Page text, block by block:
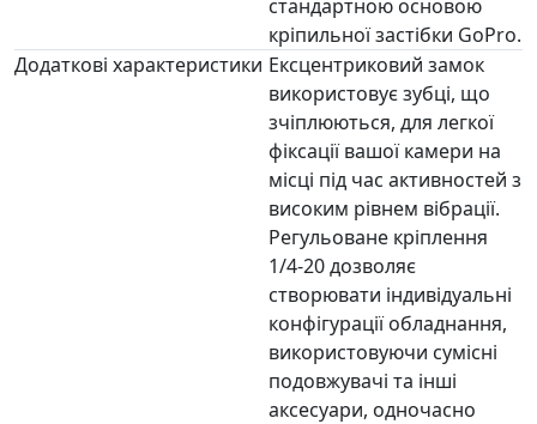
стандартною основою
кріпильної застібки GoPro.
Додаткові характеристики Ексцентриковий замок
використовує зубці, що
зчіплюються, для легкої
фіксації вашої камери на
місці під час активностей з
високим рівнем вібрації.
Регульоване кріплення
1/4-20 дозволяє
створювати індивідуальні
конфігурації обладнання,
використовуючи сумісні
подовжувачі та інші
аксесуари, одночасно